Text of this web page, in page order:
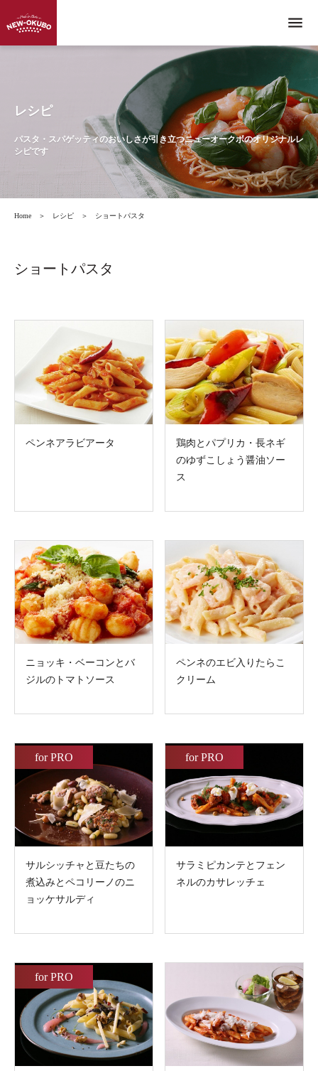
menu
レシピ
パスタ・スパゲッティのおいしさが引き立つニューオークボのオリジナルレ
シピです
Home ＞ レシピ ＞ ショートパスタ
ショートパスタ
ペンネアラビアータ
鶏肉とパプリカ・長ネギ
のゆずこしょう醤油ソー
ス
ニョッキ・ベーコンとバ
ジルのトマトソース
ペンネのエビ入りたらこ
クリーム
for PRO
サルシッチャと豆たちの
煮込みとペコリーノのニ
ョッケサルディ
for PRO
サラミピカンテとフェン
ネルのカサレッチェ
for PRO